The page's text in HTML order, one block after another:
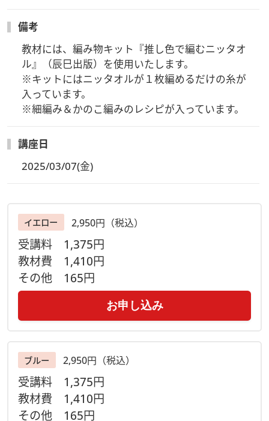
※受講生皆様は画面に映る事はありません。
欠席時も安心！
【見逃し配信があります】
・当日配信した講習のアーカイブをご視聴いただけます。視聴
方法は事前にお届けする「ご案内用紙」に記載しています。
（講座日程が合わない場合、全てのレッスンを見逃し配信でご
視聴いただく事も可能です）
＜視聴期間は2025年4月30日迄＞
だいた上でご参加ください。参加方法・接続環境についてはこ
ちらをご確認ください。
◆［事前にお届けするもの］をお受け取りになりましたら、同
梱の＂ご案内用紙＂をよく読み、材料キットの内容物が揃って
いるかご確認をお願い致します。
◆万が一、キット内容に不備があり交換が必要な場合は到着後
３日以内にご連絡ください。尚、不備のあったキットは不備内
容確認の為に着払いでご返送いただきます。ご了承ください。
ヴォーグ学園オンライン事業部
ご予約・お問合せはお電話でも
ＴＥＬ 03-6369-8878
営業時間 9:30 - 17:30
備考
教材には、編み物キット『推し色で編むニッタオ
ル』（辰巳出版）を使用いたします。
※キットにはニッタオルが１枚編めるだけの糸が
入っています。
※細編み＆かのこ編みのレシピが入っています。
講座日
2025/03/07(金)
イエロー 2,950円（税込）
受講料 1,375円
教材費 1,410円
その他 165円
お申し込み
ブルー 2,950円（税込）
受講料 1,375円
教材費 1,410円
その他 165円